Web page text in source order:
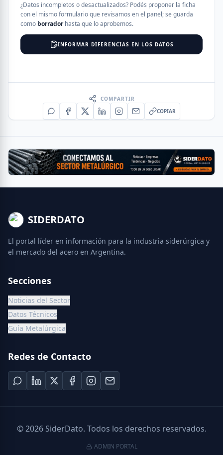
¿Datos incompletos o desactualizados? Podés proponer la ficha
con el mismo formulario que revisamos en el panel; se guarda
como borradorhasta que lo aprobemos.
INFORMAR DIFERENCIAS EN LOS DATOS
COMPARTIR
COPIAR
SIDERDATO
El portal líder en información para la industria siderúrgica y
el mercado del acero en Argentina.
Secciones
Noticias del Sector
Datos Técnicos
Guía Metalúrgica
Redes de Contacto
©2026SiderDato. Todos los derechos reservados.
ADMIN PORTAL